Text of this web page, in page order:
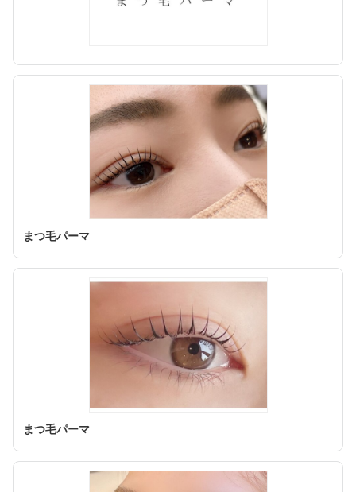
まつ毛パーマ
まつ毛パーマ